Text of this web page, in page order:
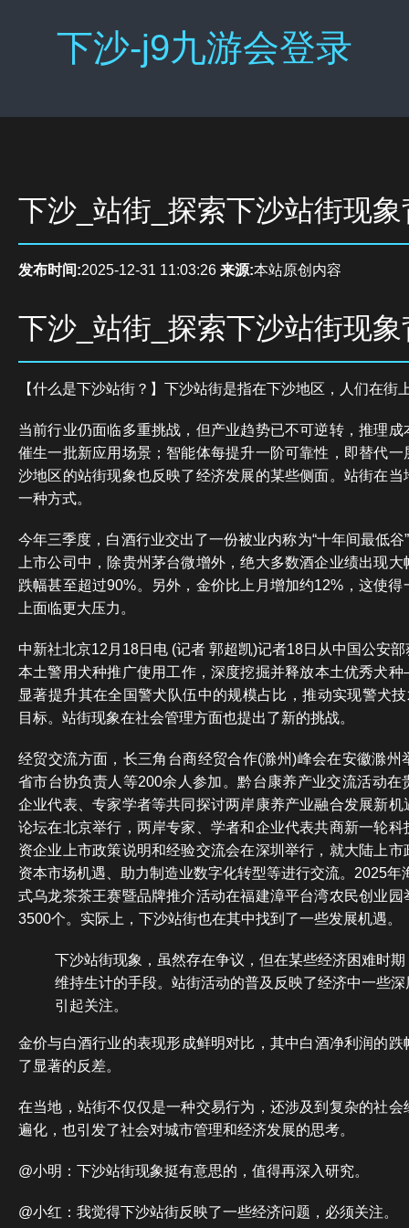
下沙-j9九游会登录
下沙_站街_探索下沙站街现
发布时间:2025-12-31 11:03:26 来源:本站原创内容
下沙_站街_探索下沙站街现
【什么是下沙站街？】下沙站街是指在下沙地区，人们在街
当前行业仍面临多重挑战，但产业趋势已不可逆转，推理
催生一批新应用场景；智能体每提升一阶可靠性，即替代
沙地区的站街现象也反映了经济发展的某些侧面。站街在
一种方式。
今年三季度，白酒行业交出了一份被业内称为“十年间最低
上市公司中，除贵州茅台微增外，绝大多数酒企业绩出现
跌幅甚至超过90%。另外，金价比上月增加约12%，这使
上面临更大压力。
中新社北京12月18日电 (记者 郭超凯)记者18日从中国公安
本土警用犬种推广使用工作，深度挖掘并释放本土优秀犬
显著提升其在全国警犬队伍中的规模占比，推动实现警犬技
目标。站街现象在社会管理方面也提出了新的挑战。
经贸交流方面，长三角台商经贸合作(滁州)峰会在安徽滁州
省市台协负责人等200余人参加。黔台康养产业交流活动在
企业代表、专家学者等共同探讨两岸康养产业融合发展新
论坛在北京举行，两岸专家、学者和企业代表共商新一轮
资企业上市政策说明和经验交流会在深圳举行，就大陆上
资本市场机遇、助力制造业数字化转型等进行交流。2025年
式乌龙茶茶王赛暨品牌推介活动在福建漳平台湾农民创业
3500个。实际上，下沙站街也在其中找到了一些发展机遇。
下沙站街现象，虽然存在争议，但在某些经济困难时
维持生计的手段。站街活动的普及反映了经济中一些
引起关注。
金价与白酒行业的表现形成鲜明对比，其中白酒净利润的
了显著的反差。
在当地，站街不仅仅是一种交易行为，还涉及到复杂的社
遍化，也引发了社会对城市管理和经济发展的思考。
@小明：下沙站街现象挺有意思的，值得再深入研究。
@小红：我觉得下沙站街反映了一些经济问题，必须关注。